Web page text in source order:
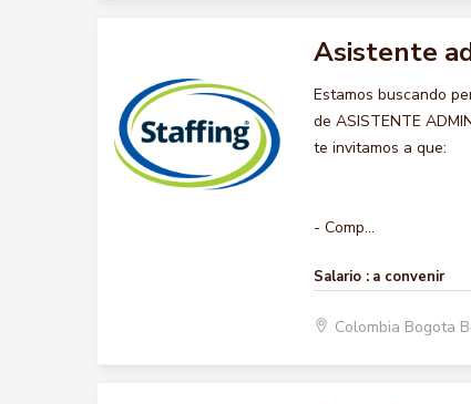
Asistente
Estamos buscando
de ASISTENTE
te invitamos a que:
- Comp...
Salario : a convenir
Colombia Bogota